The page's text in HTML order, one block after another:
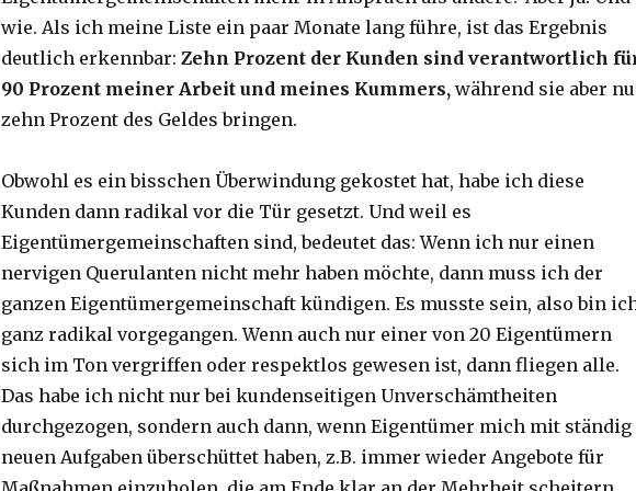
wie. Als ich meine Liste ein paar Monate lang führe, ist das Ergebnis
deutlich erkennbar: Zehn Prozent der Kunden sind verantwortlich
90 Prozent meiner Arbeit und meines Kummers,während sie aber
zehn Prozent des Geldes bringen.
Obwohl es ein bisschen Überwindung gekostet hat, habe ich diese
Kunden dann radikal vor die Tür gesetzt. Und weil es
Eigentümergemeinschaften sind, bedeutet das: Wenn ich nur einen
nervigen Querulanten nicht mehr haben möchte, dann muss ich der
ganzen Eigentümergemeinschaft kündigen. Es musste sein, also bin
ganz radikal vorgegangen. Wenn auch nur einer von 20 Eigentümern
sich im Ton vergriffen oder respektlos gewesen ist, dann fliegen alle.
Das habe ich nicht nur bei kundenseitigen Unverschämtheiten
durchgezogen, sondern auch dann, wenn Eigentümer mich mit ständig
neuen Aufgaben überschüttet haben, z.B. immer wieder Angebote für